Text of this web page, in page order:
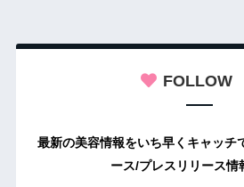
FOLLOW
最新の美容情報をいち早くキャッチ
ース/プレスリリース情